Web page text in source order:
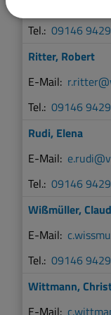
09146
Ritter, Robert
09146
Rudi, Elena
09146
Wißmüller,
09146
Wittmann,